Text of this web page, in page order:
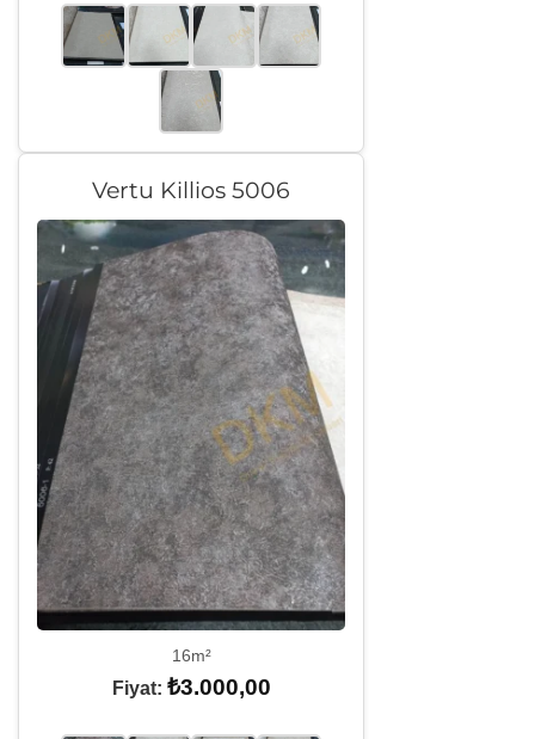
Vertu Killios 5006
16m²
Fiyat: ₺3.000,00